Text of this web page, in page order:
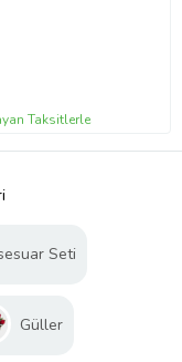
Taksitlerle
Seti
Güller